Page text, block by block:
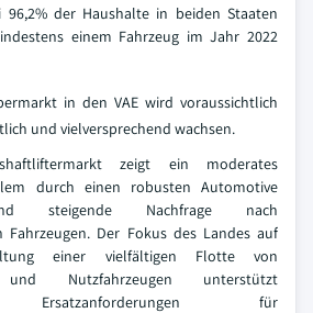
96,2% der Haushalte in beiden Staaten
einem Fahrzeug im Jahr 2022
in den VAE wird voraussichtlich
und vielversprechend wachsen.
zeigt ein moderates
durch einen robusten Automotive
steigende Nachfrage nach
Fahrzeugen. Der Fokus des Landes auf
einer vielfältigen Flotte von
und Nutzfahrzeugen unterstützt
Ersatzanforderungen für